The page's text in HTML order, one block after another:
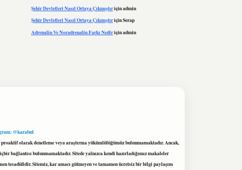
Şehir Devletleri Nasıl Ortaya Çıkmıştıriçinadmin
Şehir Devletleri Nasıl Ortaya ÇıkmıştıriçinSerap
Adrenalin Ve Noradrenalin Farkı Nediriçinadmin
@karabul
olarak denetleme veya araştırma yükümlülüğümüz bulunmamaktadır. Ancak,
bulunmamaktadır. Sitede yalnızca kendi hazırladığımız makaleler
tesadüfidir. Sitemiz, kar amacı gütmeyen ve tamamen ücretsiz bir bilgi paylaşım